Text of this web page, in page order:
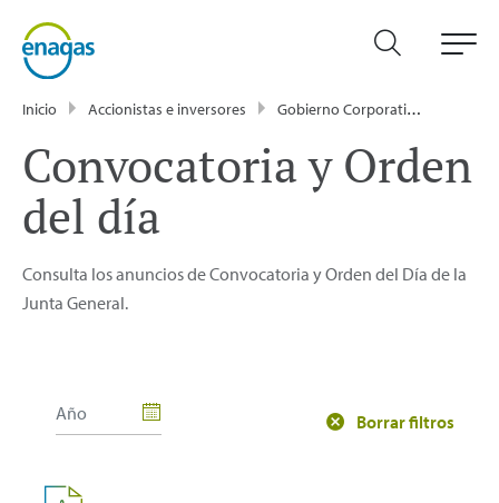
Inicio Accionistas e inversores Gobierno Corporativo
Convocatoria y Orden
del día
Consulta los anuncios de Convocatoria y Orden del Día de la
Junta General.
Borrar filtros